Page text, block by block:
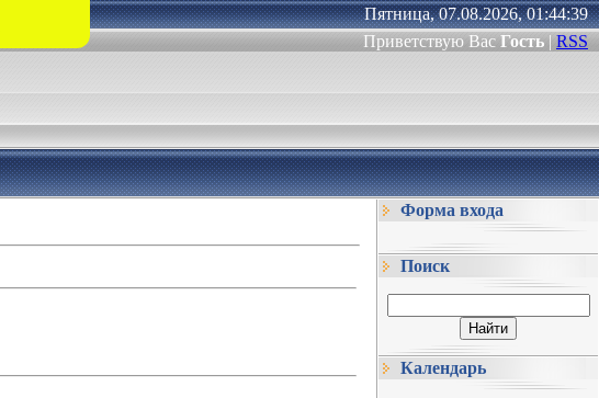
Пятница, 07.08.2026, 01:44:39
Приветствую Вас Гость|RSS
Форма входа
Поиск
Календарь